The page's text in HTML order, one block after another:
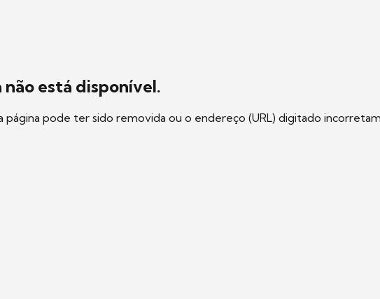
está disponível.
pode ter sido removida ou o endereço (URL) digitado